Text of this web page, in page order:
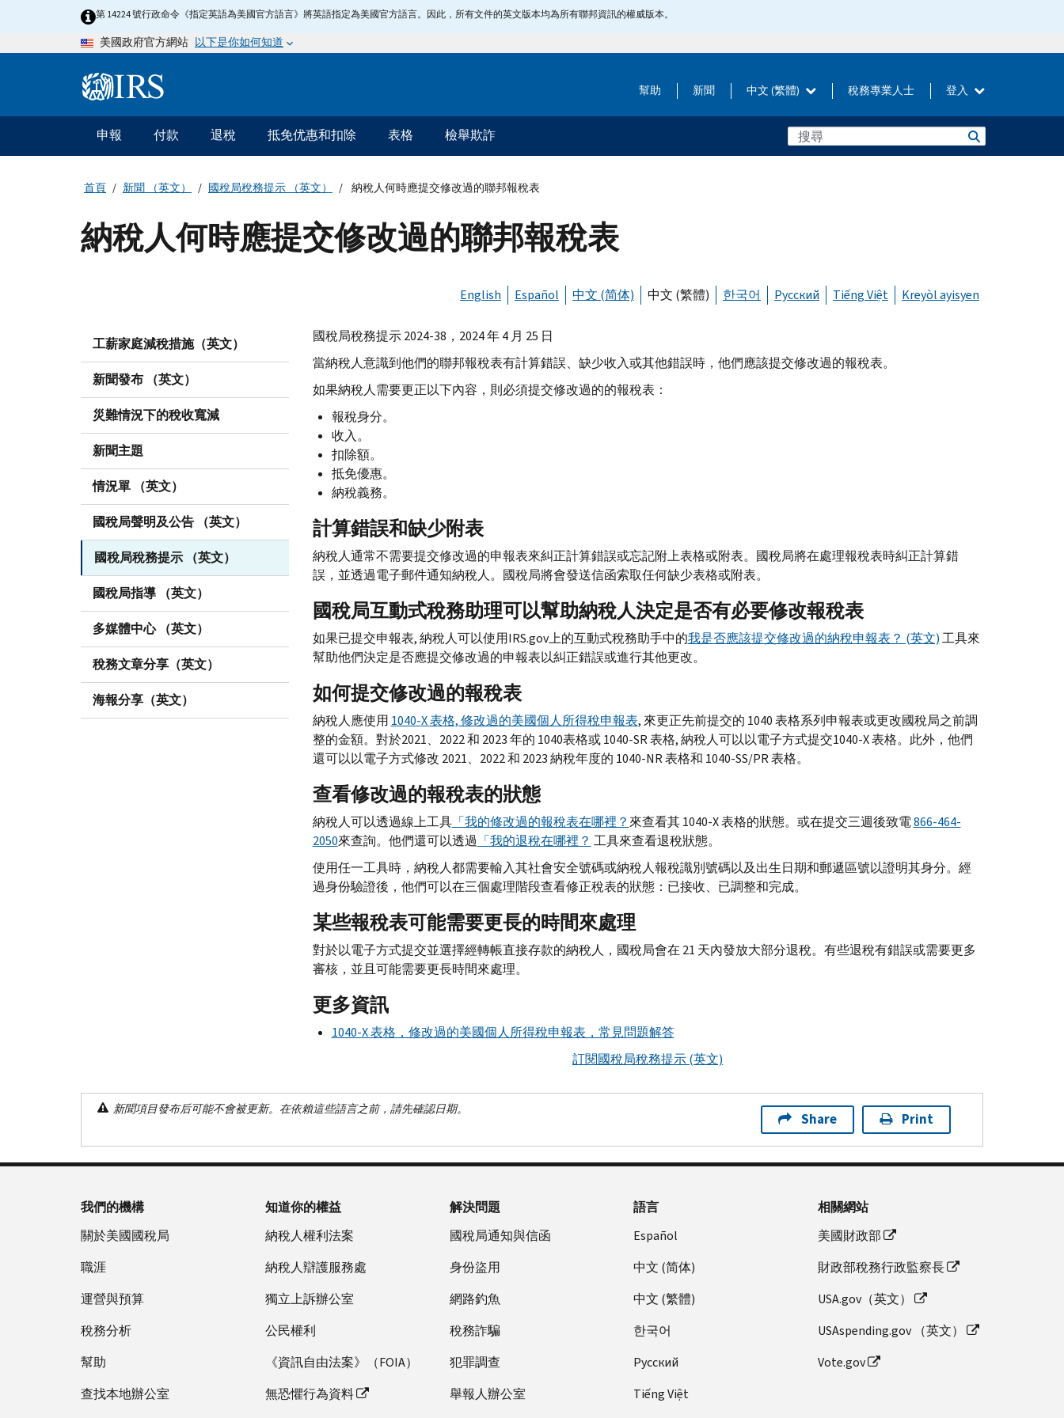
第 14224 號行政命令《指定英語為美國官方語言》將英語指定為美國官方語言。因此，所有文件的英文版本均為所有聯邦資訊的權威版本。
美國政府官方網站 以下是你如何知道
Information 幫助 新聞 中文 (繁體) 稅務專業人士 登入
主
要
導
申報 付款 退稅 抵免优惠和扣除 表格 檢舉欺詐
首頁 新聞 （英文） 國稅局稅務提示 （英文） 納稅人何時應提交修改過的聯邦報稅表
納稅人何時應提交修改過的聯邦報稅表
English Español 中文 (简体) 中文 (繁體) 한국어 Русский Tiếng Việt Kreyòl ayisyen
工薪家庭減稅措施（英文）
新聞發布 （英文）
災難情況下的稅收寬減
新聞主題
情況單 （英文）
國稅局聲明及公告 （英文）
國稅局稅務提示 （英文）
國稅局指導 （英文）
多媒體中心 （英文）
稅務文章分享（英文）
海報分享（英文）
國稅局稅務提示 2024-38，2024 年 4 月 25 日
當納稅人意識到他們的聯邦報稅表有計算錯誤、缺少收入或其他錯誤時，他們應該提交修改過的報稅表。
如果納稅人需要更正以下內容，則必須提交修改過的的報稅表：
報稅身分。
收入。
扣除額。
抵免優惠。
納稅義務。
計算錯誤和缺少附表
納稅人通常不需要提交修改過的申報表來糾正計算錯誤或忘記附上表格或附表。國稅局將在處理報稅表時糾正計算錯
誤，並透過電子郵件通知納稅人。國稅局將會發送信函索取任何缺少表格或附表。
國稅局互動式稅務助理可以幫助納稅人決定是否有必要修改報稅表
如果已提交申報表, 納稅人可以使用IRS.gov上的互動式稅務助手中的我是否應該提交修改過的納稅申報表？ (英文)工具來
幫助他們決定是否應提交修改過的申報表以糾正錯誤或進行其他更改。
如何提交修改過的報稅表
納稅人應使用 1040-X表格, 修改過的美國個人所得稅申報表, 來更正先前提交的 1040 表格系列申報表或更改國稅局之前調
整的金額。對於2021、2022 和 2023 年的 1040表格或 1040-SR表格, 納稅人可以以電子方式提交1040-X表格。此外，他們
還可以以電子方式修改 2021、2022 和 2023 納稅年度的 1040-NR表格和 1040-SS/PR表格。
查看修改過的報稅表的狀態
納稅人可以透過線上工具「我的修改過的報稅表在哪裡？ 來查看其 1040-X表格的狀態。或在提交三週後致電866-464-
2050來查詢。他們還可以透過 「我的退稅在哪裡？ 工具來查看退稅狀態。
使用任一工具時，納稅人都需要輸入其社會安全號碼或納稅人報稅識別號碼以及出生日期和郵遞區號以證明其身分。經
過身份驗證後，他們可以在三個處理階段查看修正稅表的狀態：已接收、已調整和完成。
某些報稅表可能需要更長的時間來處理
對於以電子方式提交並選擇經轉帳直接存款的納稅人，國稅局會在 21 天內發放大部分退稅。有些退稅有錯誤或需要更多
審核，並且可能需要更長時間來處理。
更多資訊
1040-X表格，修改過的美國個人所得稅申報表，常見問題解答
訂閱國稅局稅務提示 (英文)
新聞項目發布后可能不會被更新。在依賴這些語言之前，請先確認日期。
Share Print
我們的機構
關於美國國稅局
職涯
運營與預算
稅務分析
幫助
查找本地辦公室
知道你的權益
納稅人權利法案
納稅人辯護服務處
獨立上訴辦公室
公民權利
《資訊自由法案》（FOIA）
無恐懼行為資料
解決問題
國稅局通知與信函
身份盜用
網路釣魚
稅務詐騙
犯罪調查
舉報人辦公室
語言
Español
中文 (简体)
中文 (繁體)
한국어
Pусский
Tiếng Việt
相關網站
美國財政部
財政部稅務行政監察長
USA.gov（英文）
USAspending.gov （英文）
Vote.gov